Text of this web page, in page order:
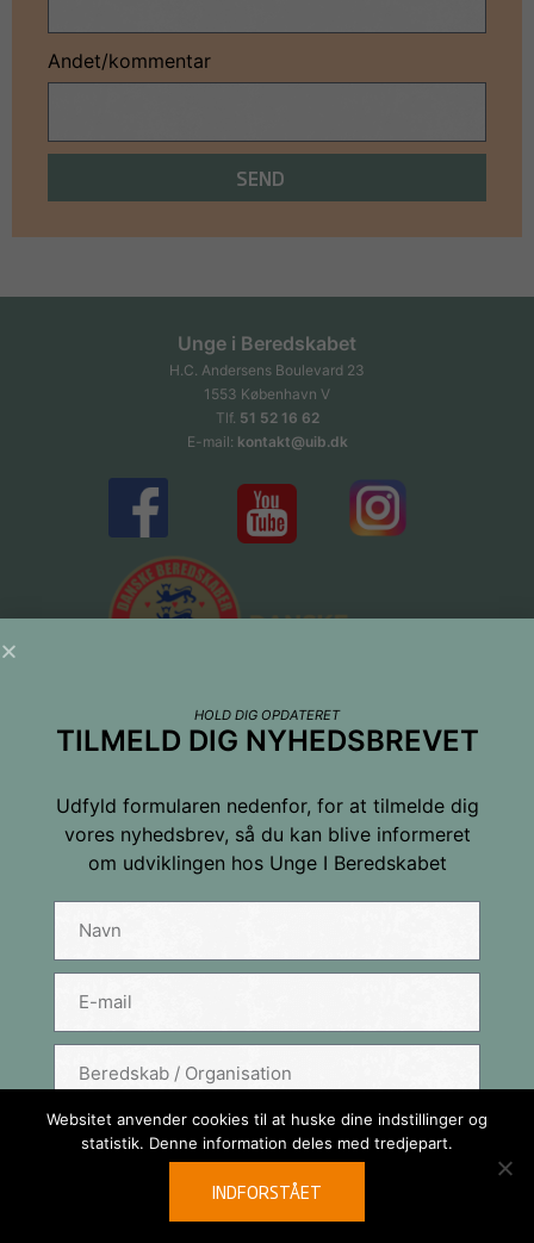
Andet/kommentar
SEND
Unge i Beredskabet
H.C. Andersens Boulevard 23
1553 København V
Tlf. 51 52 16 62
E-mail: kontakt@uib.dk
Tilmeld dig nyhedsbrevet
Navn
Websitet anvender cookies til at huske dine indstillinger og
statistik. Denne information deles med tredjepart.
INDFORSTÅET
HOLD DIG OPDATERET
TILMELD DIG NYHEDSBREVET
Udfyld formularen nedenfor, for at tilmelde dig
vores nyhedsbrev, så du kan blive informeret
om udviklingen hos Unge I Beredskabet
TILMELD